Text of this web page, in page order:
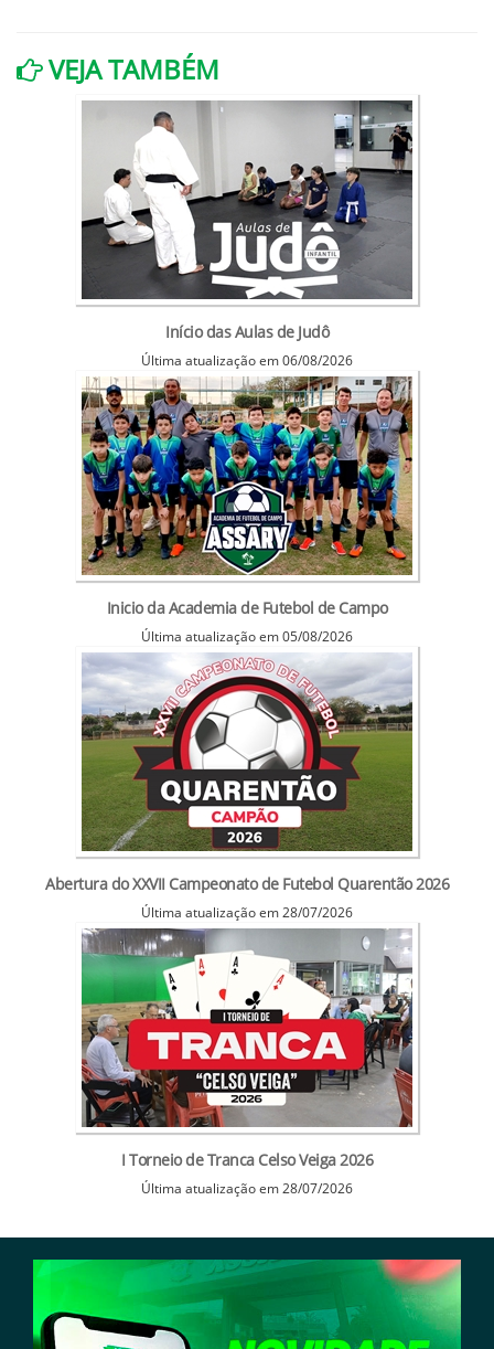
VEJA TAMBÉM
Início das Aulas de Judô
Última atualização em 06/08/2026
Inicio da Academia de Futebol de Campo
Última atualização em 05/08/2026
Abertura do XXVII Campeonato de Futebol Quarentão 2026
Última atualização em 28/07/2026
I Torneio de Tranca Celso Veiga 2026
Última atualização em 28/07/2026